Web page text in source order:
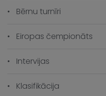
Bērnu turnīri
Eiropas čempionāts
Intervijas
Klasifikācija